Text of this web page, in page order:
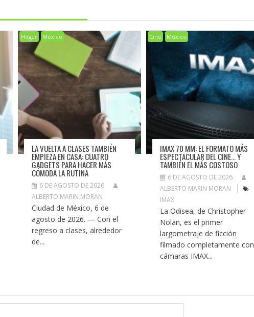
Hogar México
LA VUELTA A CLASES TAMBIÉN
EMPIEZA EN CASA: CUATRO
GADGETS PARA HACER MÁS
CÓMODA LA RUTINA
6 DE AGOSTO DE 2026
ALBERTO MARIN MORAN
Ciudad de México, 6 de
agosto de 2026. — Con el
regreso a clases, alrededor
de...
Cine México
IMAX 70 MM: EL FORMATO MÁS
ESPECTACULAR DEL CINE… Y
TAMBIÉN EL MÁS COSTOSO
6 DE AGOSTO DE 2026
ALBERTO MARIN MORAN
IMAX
La Odisea, de Christopher
Nolan, es el primer
largometraje de ficción
filmado completamente con
cámaras IMAX...